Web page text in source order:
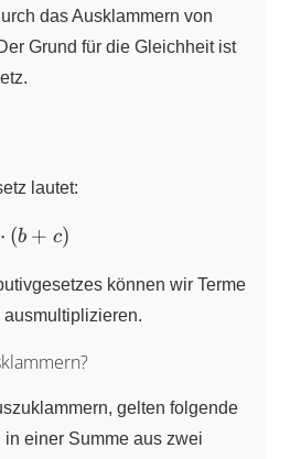
das Ausklammern von
Grund für die Gleichheit ist
lautet:
⋅ (b + c)
können wir Terme
gelten folgende
einer Summe aus zwei